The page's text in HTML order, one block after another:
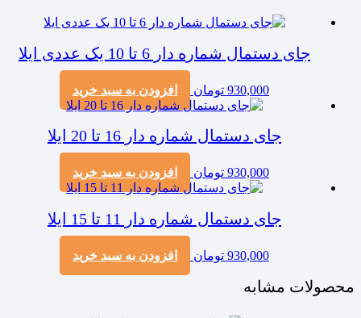
جای دستمال شماره دار 6 تا 10 یک عددی ایلا
930,000 تومان افزودن به سبد خرید
جای دستمال شماره دار 16 تا 20 ایلا
930,000 تومان افزودن به سبد خرید
جای دستمال شماره دار 11 تا 15 ایلا
930,000 تومان افزودن به سبد خرید
محصولات مشابه